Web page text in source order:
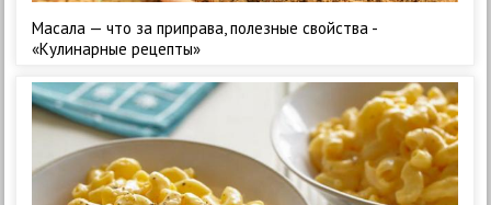
Масала — что за приправа, полезные свойства -
«Кулинарные рецепты»